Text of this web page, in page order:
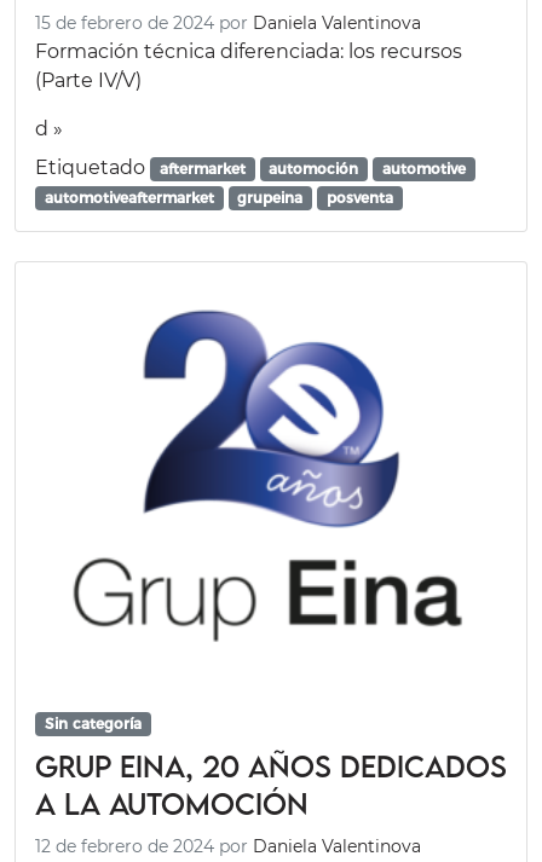
15 de febrero de 2024 por Daniela Valentinova
Formación técnica diferenciada: los recursos
(Parte IV/V)
d »
Etiquetado
aftermarket automoción
automotive
automotiveaftermarket
grupeina posventa
Sin categoría
Grup Eina, 20 años dedicados
a la automoción
12 de febrero de 2024 por Daniela Valentinova